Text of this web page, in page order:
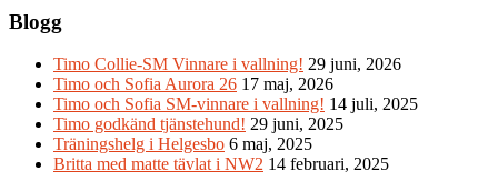
Blogg
Timo Collie-SM Vinnare i vallning! 29 juni, 2026
Timo och Sofia Aurora 26 17 maj, 2026
Timo och Sofia SM-vinnare i vallning! 14 juli, 2025
Timo godkänd tjänstehund! 29 juni, 2025
Träningshelg i Helgesbo 6 maj, 2025
Britta med matte tävlat i NW2 14 februari, 2025